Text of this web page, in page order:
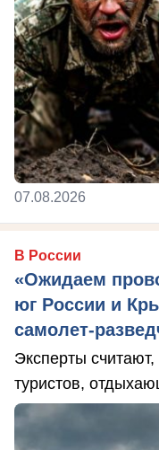
07.08.2026
В России
«Ожидаем
юг России и
самолет-
Эксперты считают,
туристов,